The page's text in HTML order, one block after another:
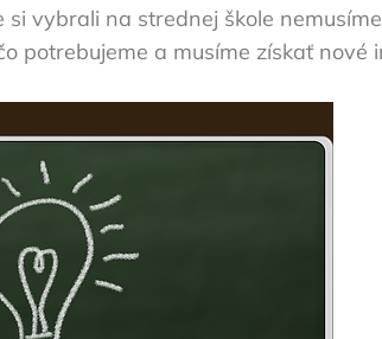
vybrali na strednej škole
potrebujeme a musíme získať